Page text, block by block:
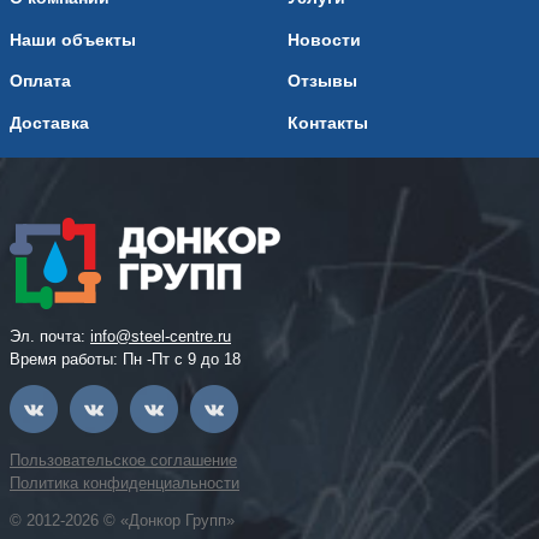
Наши объекты
Оплата
Доставка
Новости
Отзывы
Контакты
Эл. почта: info@steel-centre.ru
Время работы: Пн -Пт с 9 до 18
Пользовательское соглашение
Политика конфиденциальности
© 2012-2026 © «Донкор Групп»